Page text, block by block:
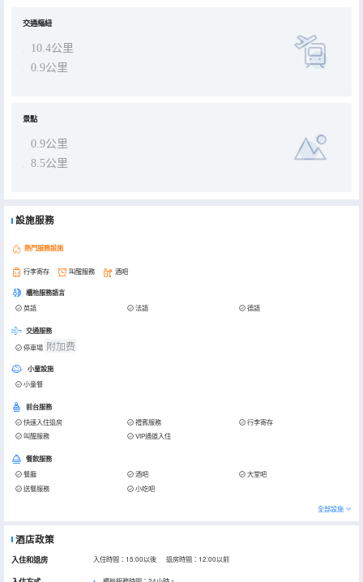
交通樞紐
10.4公里
0.9公里
景點
0.9公里
8.5公里
設施服務
熱門服務設施
行李寄存 叫醒服務 酒吧
櫃枱服務語言
英語 法語 德語
交通服務
停車場 附加费
小童設施
小童餐
前台服務
快速入住退房 禮賓服務
行李寄存
叫醒服務
VIP通道入住
餐飲服務
餐廳 酒吧
大堂吧
送餐服務
小吃吧
全部設施
酒店政策
入住和退房 入住時間：15:00以後 退房時間：12:00以前